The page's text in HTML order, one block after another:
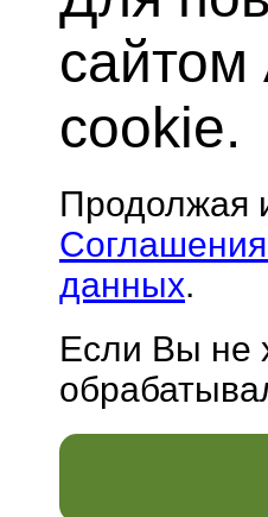
сайтом
cookie.
Продолжая
данных.
Если Вы не